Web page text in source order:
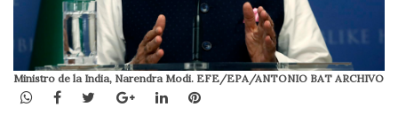
Ministro de la India, Narendra Modi. EFE/EPA/ANTONIO BAT ARCHIVO
WhatsApp
Facebook
TwitterGoogle+LinkedInPinterest